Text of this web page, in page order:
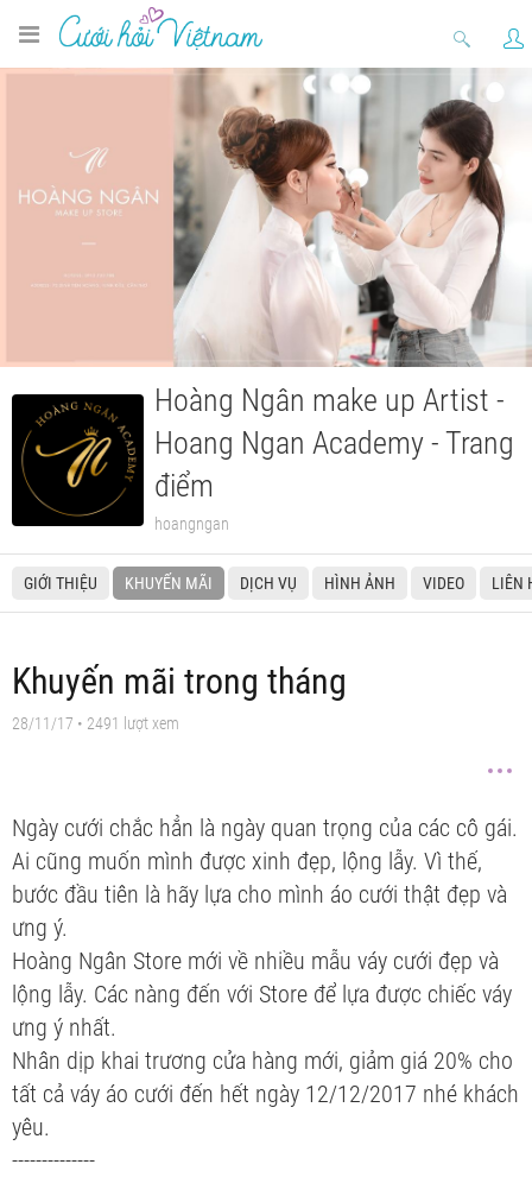
Hoàng Ngân make up Artist -
Hoang Ngan Academy - Trang
điểm
hoangngan
GIỚI THIỆU KHUYẾN MÃI DỊCH VỤ HÌNH ẢNH VIDEO LIÊN
Khuyến mãi trong tháng
28/11/17 • 2491 lượt xem
Ngày cưới chắc hẳn là ngày quan trọng của các cô gái.
Ai cũng muốn mình được xinh đẹp, lộng lẫy. Vì thế,
bước đầu tiên là hãy lựa cho mình áo cưới thật đẹp và
ưng ý.
Hoàng Ngân Store mới về nhiều mẫu váy cưới đẹp và
lộng lẫy. Các nàng đến với Store để lựa được chiếc váy
ưng ý nhất.
Nhân dịp khai trương cửa hàng mới, giảm giá 20% cho
tất cả váy áo cưới đến hết ngày 12/12/2017 nhé khách
yêu.
--------------